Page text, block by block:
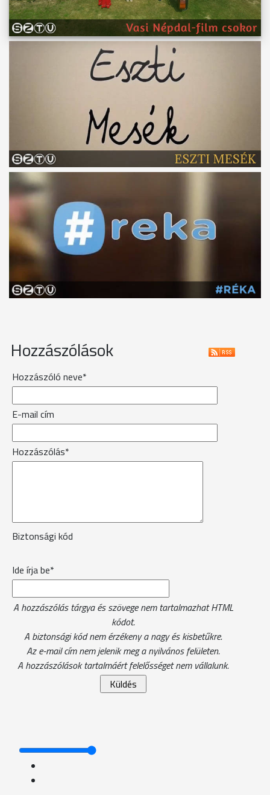
Hozzászólások
Hozzászóló neve*
E-mail cím
Hozzászólás*
Biztonsági kód
Ide írja be*
A hozzászólás tárgya és szövege nem tartalmazhat HTML
kódot.
A biztonsági kód nem érzékeny a nagy és kisbetűkre.
Az e-mail cím nem jelenik meg a nyilvános felületen.
A hozzászólások tartalmáért felelősséget nem vállalunk.